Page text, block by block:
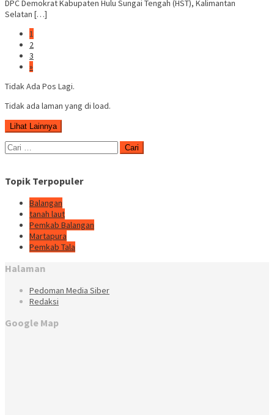
DPC Demokrat Kabupaten Hulu Sungai Tengah (HST), Kalimantan
Selatan […]
1
2
3
»
Tidak Ada Pos Lagi.
Tidak ada laman yang di load.
Lihat Lainnya
Cari
untuk:
Topik Terpopuler
Balangan
tanah laut
Pemkab Balangan
Martapura
Pemkab Tala
Halaman
Pedoman Media Siber
Redaksi
Google Map